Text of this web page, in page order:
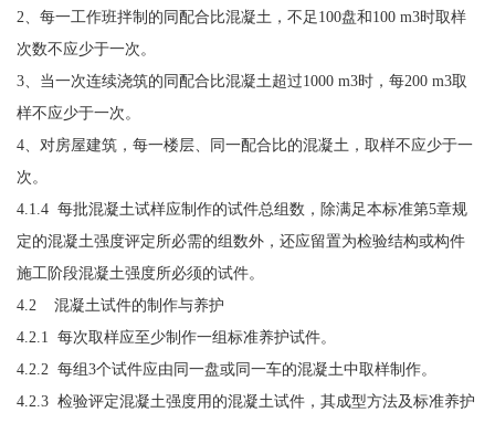
2、每一工作班拌制的同配合比混凝土，不足100盘和100 m3时取样
次数不应少于一次。
3、当一次连续浇筑的同配合比混凝土超过1000 m3时，每200 m3取
样不应少于一次。
4、对房屋建筑，每一楼层、同一配合比的混凝土，取样不应少于一
次。
4.1.4 每批混凝土试样应制作的试件总组数，除满足本标准第5章规
定的混凝土强度评定所必需的组数外，还应留置为检验结构或构件
施工阶段混凝土强度所必须的试件。
4.2 混凝土试件的制作与养护
4.2.1 每次取样应至少制作一组标准养护试件。
4.2.2 每组3个试件应由同一盘或同一车的混凝土中取样制作。
4.2.3 检验评定混凝土强度用的混凝土试件，其成型方法及标准养护